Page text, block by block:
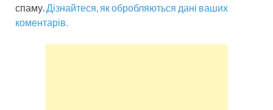
спаму.Дізнайтеся, як обробляються дані ваших
коментарів.